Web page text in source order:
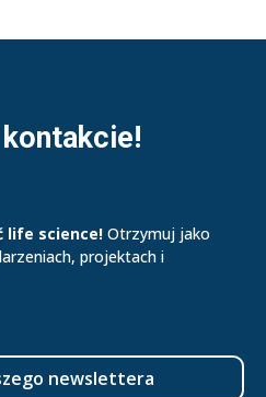
life science! Otrzymuj jako
projektach i
newslettera